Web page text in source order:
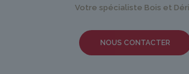
Votre spécialiste Bois et
NOUS CONTACTER